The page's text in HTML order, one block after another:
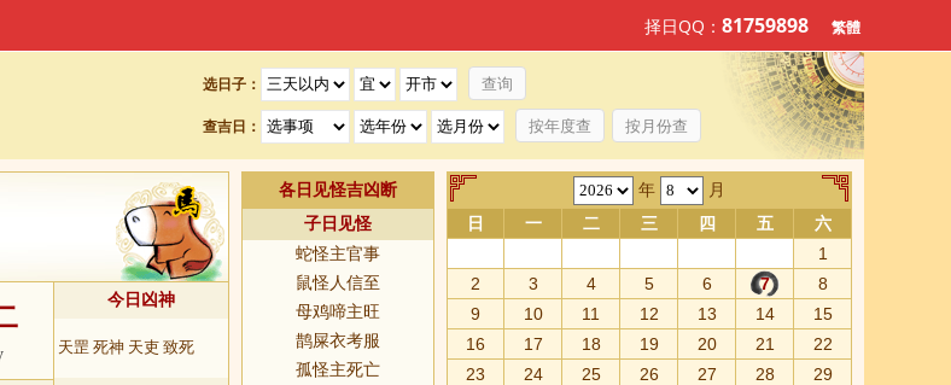
选日子：
查吉日： 按年度查 按月份查
择日QQ： 81759898 繁體
今日凶神
天罡 死神 天吏 致死
各日见怪吉凶断
子日见怪
蛇怪主官事
鼠怪人信至
母鸡啼主旺
鹊屎衣考服
孤怪主死亡
年 月
日 一 二 三 四 五
六
1
2
3 4 5 6 7
8
9
10 11 12 13 14
15
16
17 18 19 20 21
22
23
24 25 26 27 28
29